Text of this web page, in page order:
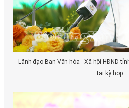
Lãnh đạo Ban Văn hóa - Xã hội HĐND
tại kỳ họp.